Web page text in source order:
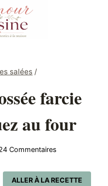
salées /
farcie
au four
Commentaires
ALLER À LA RECETTE